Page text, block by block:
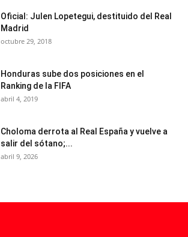
Oficial: Julen Lopetegui, destituido del Real
Madrid
octubre 29, 2018
Honduras sube dos posiciones en el
Ranking de la FIFA
abril 4, 2019
Choloma derrota al Real España y vuelve a
salir del sótano;...
abril 9, 2026